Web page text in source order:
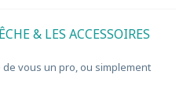
& LES ACCESSOIRES
vous un pro, ou simplement